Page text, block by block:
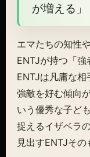
が増える」
エマたちの知性
ENTJが持つ「強
ENTJは凡庸な
強敵を好む傾向
いう優秀な子ど
捉えるイザベラ
見出すENTJその